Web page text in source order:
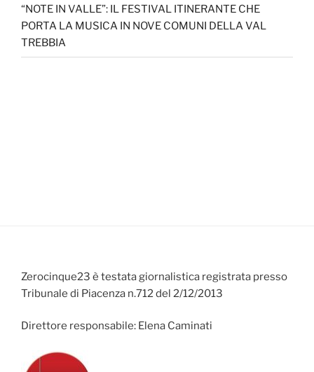
“NOTE IN VALLE”: IL FESTIVAL ITINERANTE CHE
PORTA LA MUSICA IN NOVE COMUNI DELLA VAL
TREBBIA
Zerocinque23 è testata giornalistica registrata presso
Tribunale di Piacenza n.712 del 2/12/2013
Direttore responsabile: Elena Caminati